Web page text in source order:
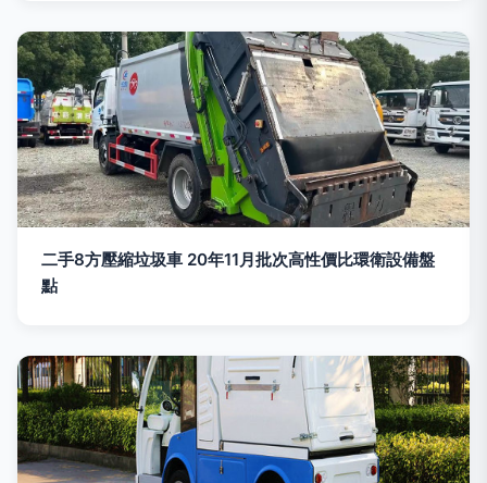
二手8方壓縮垃圾車 20年11月批次高性價比環衛設備盤
點